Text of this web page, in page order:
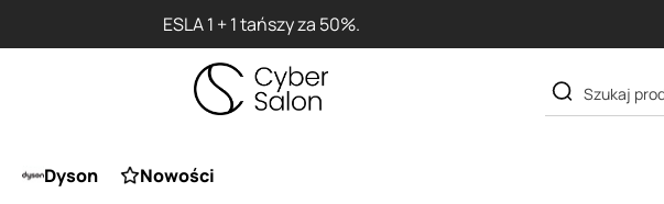
Przy zakupie produktu Artego Maska Lola za 1 żł
Dyson Nowości